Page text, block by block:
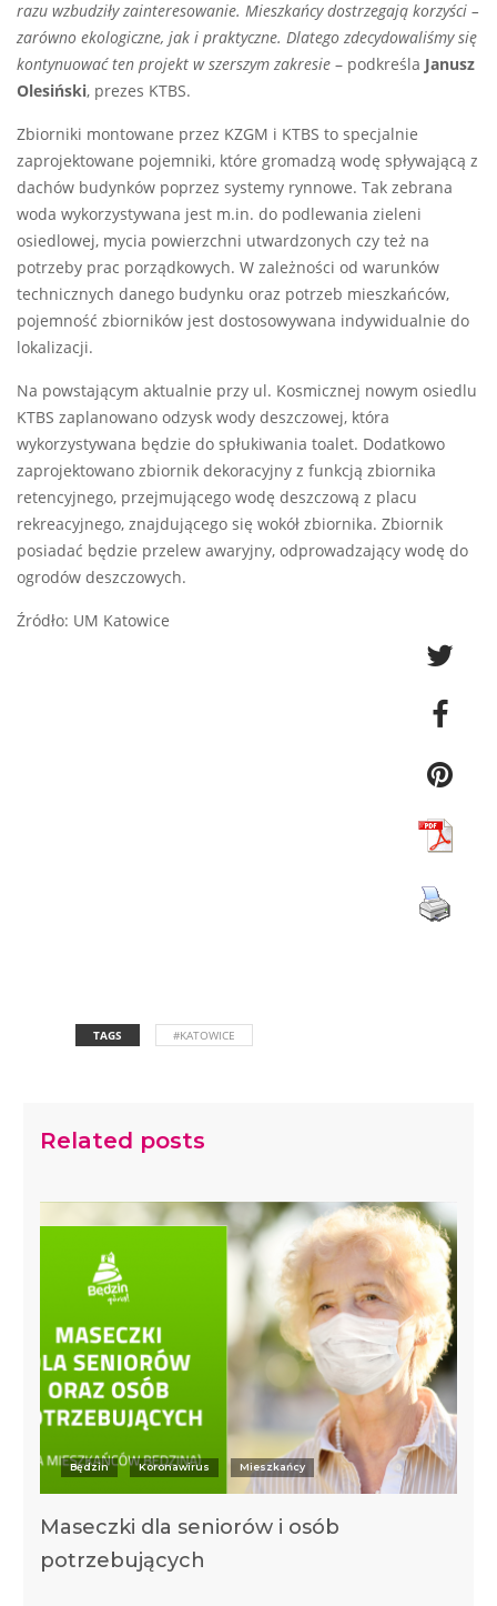
razu wzbudziły zainteresowanie. Mieszkańcy dostrzegają korzyści –
zarówno ekologiczne, jak i praktyczne. Dlatego zdecydowaliśmy się
kontynuować ten projekt w szerszym zakresie – podkreśla Janusz
Olesiński, prezes KTBS.
Zbiorniki montowane przez KZGM i KTBS to specjalnie
zaprojektowane pojemniki, które gromadzą wodę spływającą z
dachów budynków poprzez systemy rynnowe. Tak zebrana
woda wykorzystywana jest m.in. do podlewania zieleni
osiedlowej, mycia powierzchni utwardzonych czy też na
potrzeby prac porządkowych. W zależności od warunków
technicznych danego budynku oraz potrzeb mieszkańców,
pojemność zbiorników jest dostosowywana indywidualnie do
lokalizacji.
Na powstającym aktualnie przy ul. Kosmicznej nowym osiedlu
KTBS zaplanowano odzysk wody deszczowej, która
wykorzystywana będzie do spłukiwania toalet. Dodatkowo
zaprojektowano zbiornik dekoracyjny z funkcją zbiornika
retencyjnego, przejmującego wodę deszczową z placu
rekreacyjnego, znajdującego się wokół zbiornika. Zbiornik
posiadać będzie przelew awaryjny, odprowadzający wodę do
ogrodów deszczowych.
Źródło: UM Katowice
TAGS #KATOWICE
Related posts
Będzin Koronawirus Mieszkańcy
Maseczki dla seniorów i osób
potrzebujących